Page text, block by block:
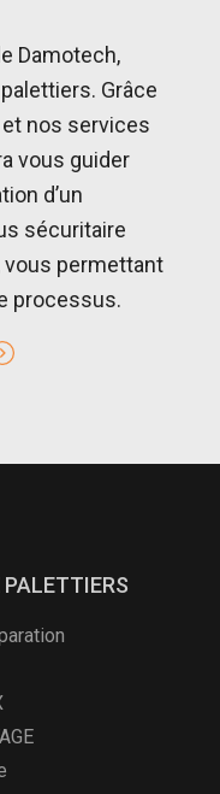
Damotech,
Grâce
nos services
vous guider
d’un
sécuritaire
vous permettant
processus.
PALETTIERS